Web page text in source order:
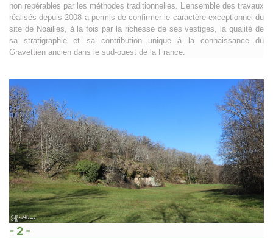
non repérables par les méthodes traditionnelles. L’ensemble des travaux
réalisés depuis 2008 a permis de confirmer le caractère exceptionnel du
site de Noailles, à la fois par la richesse de ses vestiges, la qualité de
sa stratigraphie et sa contribution unique à la connaissance du
Gravettien ancien dans le sud-ouest de la France.
- 2 -